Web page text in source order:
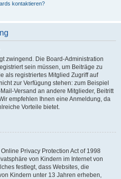
kontaktieren?
zwingend. Die Board-Administration
sein müssen, um Beiträge zu
als registriertes Mitglied Zugriff auf
zur Verfügung stehen: zum Beispiel
Versand an andere Mitglieder, Beitritt
empfehlen Ihnen eine Anmeldung, da
Vorteile bietet.
Privacy Protection Act of 1998
von Kindern im Internet von
festlegt, dass Websites, die
Kindern unter 13 Jahren erheben,